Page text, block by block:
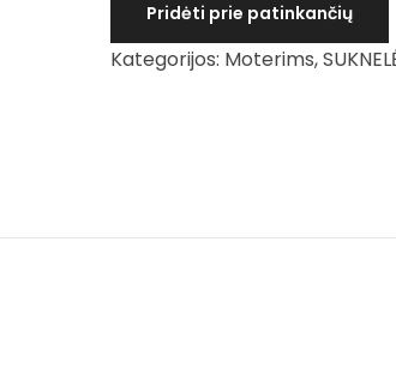
petukais
ir
dydis)
Pridėti prie patinkančių
Kategorijos: Moterims,